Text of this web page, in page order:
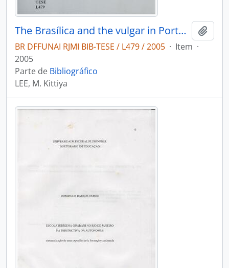
The Brasílica and the vulgar in Portuguese America 1500-1759
BR DFFUNAI RJMI BIB-TESE / L479 / 2005 · Item ·
2005
Parte de Bibliográfico
LEE, M. Kittiya